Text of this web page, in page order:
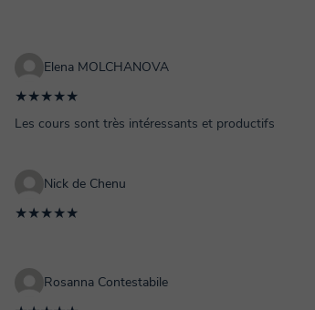
Elena MOLCHANOVA
★★★★★
Les cours sont très intéressants et productifs
Nick de Chenu
★★★★★
Rosanna Contestabile